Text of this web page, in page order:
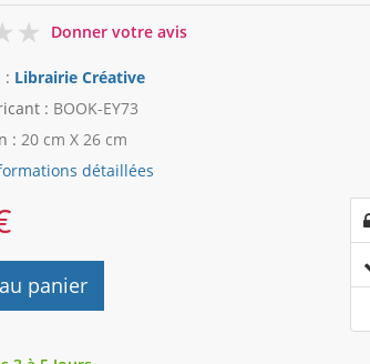
0
Donner votre avis
: Librairie Créative
: BOOK-EY73
: 20 cm X 26 cm
détaillées
panier